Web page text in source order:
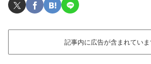
記事内に広告が含まれていま